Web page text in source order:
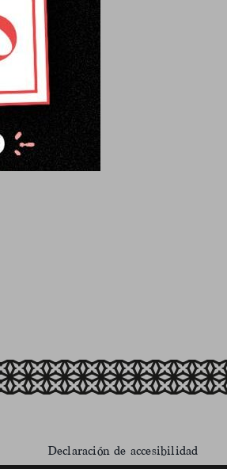
Declaración de accesibilidad